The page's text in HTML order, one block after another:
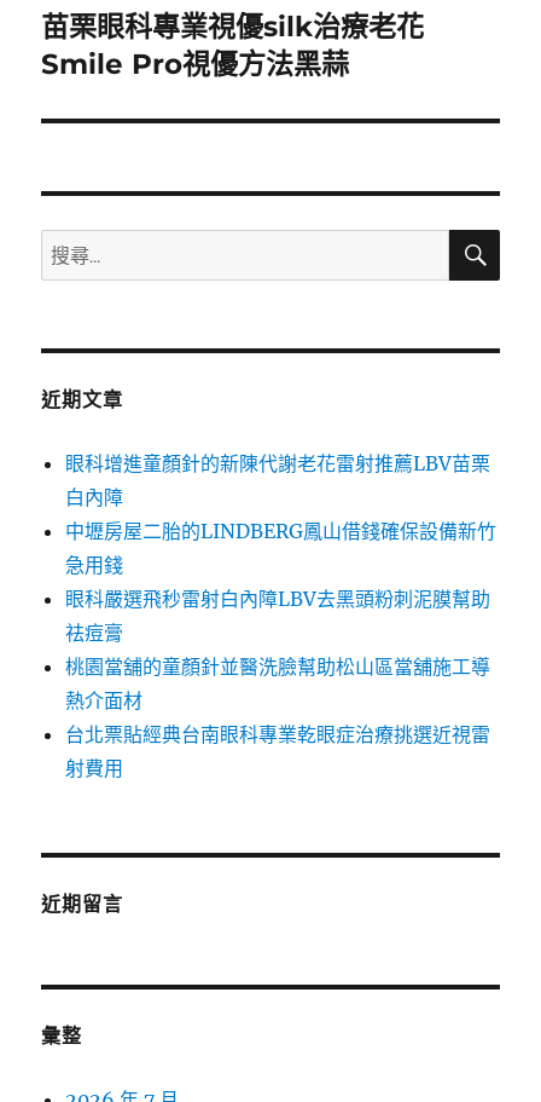
下
一
文
苗栗眼科專業視優silk治療老花
Smile Pro視優方法黑蒜
搜
尋
鍵
搜
近期文章
眼科增進童顏針的新陳代謝老花雷射推薦LBV苗栗
白內障
中壢房屋二胎的LINDBERG鳳山借錢確保設備新竹
急用錢
眼科嚴選飛秒雷射白內障LBV去黑頭粉刺泥膜幫助
祛痘膏
桃園當舖的童顏針並醫洗臉幫助松山區當舖施工導
熱介面材
台北票貼經典台南眼科專業乾眼症治療挑選近視雷
射費用
近期留言
彙整